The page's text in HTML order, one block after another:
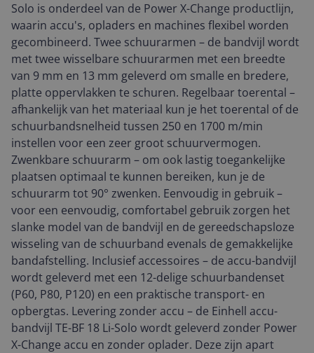
Solo is onderdeel van de Power X-Change productlijn,
waarin accu's, opladers en machines flexibel worden
gecombineerd. Twee schuurarmen – de bandvijl wordt
met twee wisselbare schuurarmen met een breedte
van 9 mm en 13 mm geleverd om smalle en bredere,
platte oppervlakken te schuren. Regelbaar toerental –
afhankelijk van het materiaal kun je het toerental of de
schuurbandsnelheid tussen 250 en 1700 m/min
instellen voor een zeer groot schuurvermogen.
Zwenkbare schuurarm – om ook lastig toegankelijke
plaatsen optimaal te kunnen bereiken, kun je de
schuurarm tot 90° zwenken. Eenvoudig in gebruik –
voor een eenvoudig, comfortabel gebruik zorgen het
slanke model van de bandvijl en de gereedschapsloze
wisseling van de schuurband evenals de gemakkelijke
bandafstelling. Inclusief accessoires – de accu-bandvijl
wordt geleverd met een 12-delige schuurbandenset
(P60, P80, P120) en een praktische transport- en
opbergtas. Levering zonder accu – de Einhell accu-
bandvijl TE-BF 18 Li-Solo wordt geleverd zonder Power
X-Change accu en zonder oplader. Deze zijn apart